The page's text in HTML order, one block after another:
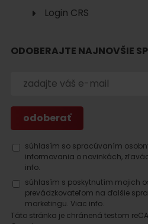
ubytovanie
Login CRS
ODOBERAJTE NAJNOVŠIE
súhlasím so spracúvaním
informovania o novinkách,
info.
súhlasím s poskytnutím mojich
prevádzkovateľom na ďalšie
marketingu. Viac info.
Táto stránka je chránená testom